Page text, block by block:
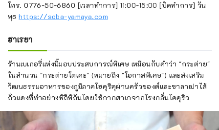
โทร. 0776-50-6860 [เวลาทำการ] 11:00-15:00 [ปิดทำการ] วัน
พุธhttps://soba-yamaya.com
ฮาเรยา
ร้านเบเกอรี่แห่งนี้มอบประสบการณ์พิเศษ เหมือนกับคำว่า "กระต่าย"
ในสำนวน "กระต่ายโตเคะ" (หมายถึง "โอกาสพิเศษ") และส่งเสริม
วัฒนธรรมอาหารของภูมิภาคโฮคุริคุผ่านครัวซองต์และซาลาเปาไส้
ถั่วแดงที่ทำอย่างพิถีพิถันโดยใช้กากสาเกจากโรงกลั่นโคคุริว